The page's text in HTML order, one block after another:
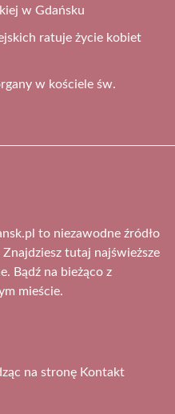
w Gdańsku
ratuje życie kobiet
w kościele św.
to niezawodne źródło
tutaj najświeższe
Bądź na bieżąco z
mieście.
na stronę Kontakt